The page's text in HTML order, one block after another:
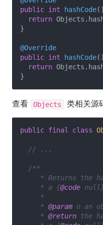
public int hashCode()
return
}
@Override
public int hashCode()
return
查看 Objects 类相关源
public final class
// ...
/**
* Returns the
     * a {
@code null}
     *
     *
@param o an
     *
@return the